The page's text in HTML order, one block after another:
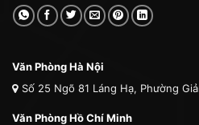
Văn Phòng Hà Nội
Số 25 Ngõ 81 Láng Hạ, Phường
Văn Phòng Hồ Chí Minh